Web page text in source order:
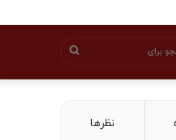
برای
نظرها